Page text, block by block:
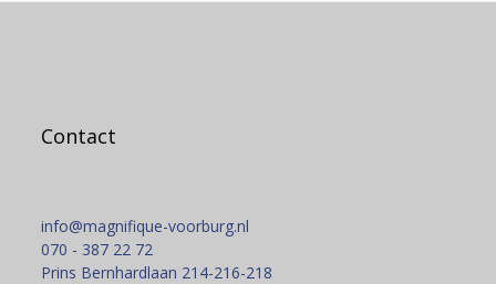
Contact
info@magnifique-voorburg.nl
070 - 387 22 72
Prins Bernhardlaan 214-216-218